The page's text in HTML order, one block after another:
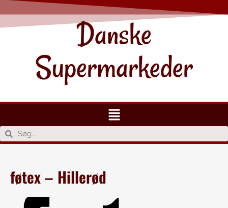
Danske
Supermarkeder
føtex – Hillerød